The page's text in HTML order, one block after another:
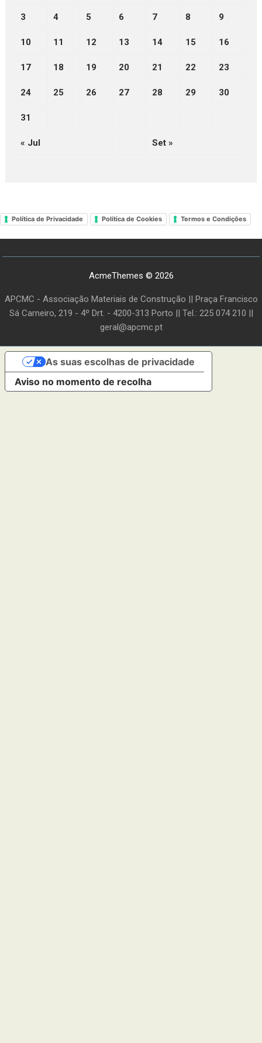
3 4 5 6 7 8 9
10 11 12 13 14 15 16
17 18 19 20 21 22 23
24 25 26 27 28 29 30
31
« Jul Set »
Política de Privacidade Política de Cookies Termos e Condições
AcmeThemes © 2026
APCMC - Associação Materiais de Construção || Praça Francisco
Sá Carneiro, 219 - 4º Drt. - 4200-313 Porto || Tel.: 225 074 210 ||
geral@apcmc.pt
Aviso no momento de recolha
As suas escolhas de privacidade